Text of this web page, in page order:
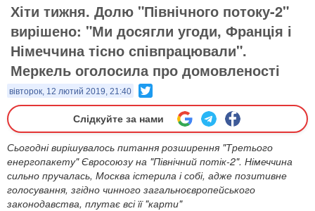
Хіти тижня. Долю "Північного потоку-2"
вирішено: "Ми досягли угоди, Франція і
Німеччина тісно співпрацювали".
Меркель оголосила про домовленості
вівторок, 12 лютий 2019, 21:40
Слідкуйте за нами
Сьогодні вирішувалось питання розширення "Третього
енергопакету" Євросоюзу на "Північний потік-2". Німеччина
сильно пручалась, Москва істерила і собі, адже позитивне
голосування, згідно чинного загальноєвропейського
законодавства, плутає всі її "карти"